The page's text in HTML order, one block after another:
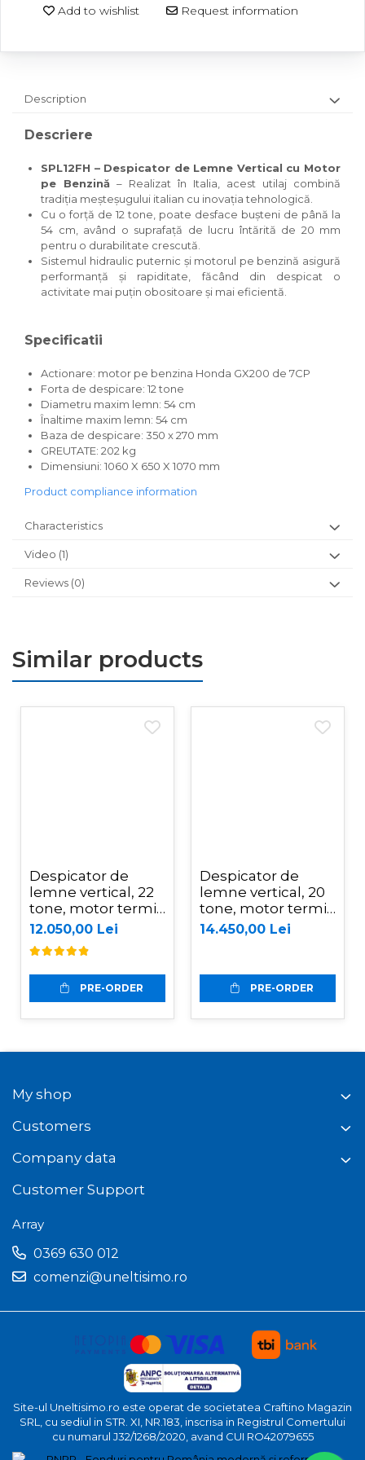
Add to wishlist Request information
Description
Descriere
SPL12FH – Despicator de Lemne Vertical cu Motor
pe Benzină – Realizat în Italia, acest utilaj combină
tradiția meșteșugului italian cu inovația tehnologică.
Cu o forță de 12 tone, poate desface bușteni de până la
54 cm, având o suprafață de lucru întărită de 20 mm
pentru o durabilitate crescută.
Sistemul hidraulic puternic și motorul pe benzină asigură
performanță și rapiditate, făcând din despicat o
activitate mai puțin obositoare și mai eficientă.
Specificatii
Actionare: motor pe benzina Honda GX200 de 7CP
Forta de despicare: 12 tone
Diametru maxim lemn: 54 cm
Înaltime maxim lemn: 54 cm
Baza de despicare: 350 x 270 mm
GREUTATE: 202 kg
Dimensiuni: 1060 X 650 X 1070 mm
Product compliance information
Characteristics
Video (1)
Reviews (0)
Similar products
Despicator de
lemne vertical, 22
tone, motor termic
Kohler 6.5 CP,
Jansen HS-22A62
12.050,00 Lei
PRE-ORDER
Despicator de
lemne vertical, 20
tone, motor termic
Kohler de 6.5CP,
Jansen HS-20H110
14.450,00 Lei
PRE-ORDER
My shop
Customers
Company data
Customer Support
Array
0369 630 012
comenzi@uneltisimo.ro
Site-ul Uneltisimo.ro este operat de societatea Craftino Magazin
SRL, cu sediul in STR. XI, NR.183, inscrisa in Registrul Comertului
cu numarul J32/1268/2020, avand CUI RO42079655